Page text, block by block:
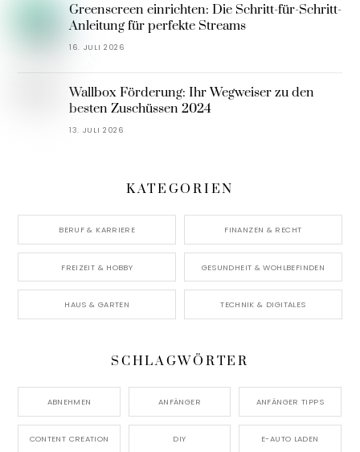
Greenscreen einrichten: Die Schritt-für-Schritt-
Anleitung für perfekte Streams
16. JULI 2026
Wallbox Förderung: Ihr Wegweiser zu den
besten Zuschüssen 2024
13. JULI 2026
KATEGORIEN
BERUF & KARRIERE FINANZEN & RECHT
FREIZEIT & HOBBY GESUNDHEIT & WOHLBEFINDEN
HAUS & GARTEN TECHNIK & DIGITALES
SCHLAGWÖRTER
ABNEHMEN ANFÄNGER ANFÄNGER TIPPS
CONTENT CREATION DIY E-AUTO LADEN